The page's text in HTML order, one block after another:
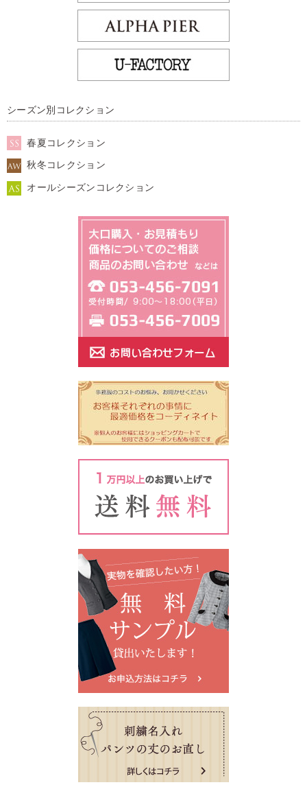
シーズン別コレクション
春夏コレクション
秋冬コレクション
オールシーズンコレクション